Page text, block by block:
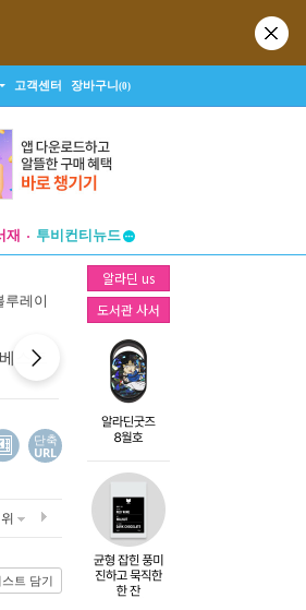
고객센터 장바구니(0)
재
투비컨티뉴드
창작플랫폼
투비컨티뉴드
알라딘 us
도서관 사서
루레이
스트 역대 베스트
단축
URL
트 담기